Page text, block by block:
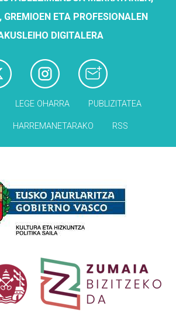
GREMIOEN ETA PROFESIONALEN
DIGITALERA
LEGE OHARRA PUBLIZITATEA
HARREMANETARAKO RSS